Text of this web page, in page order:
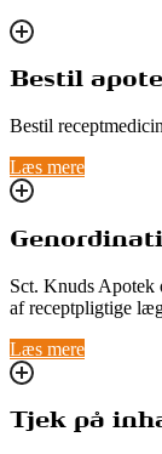
Bestil
Bestil
Læs mere
Sct. Knuds Apotek
af receptpligtige
Læs mere
Tjek på